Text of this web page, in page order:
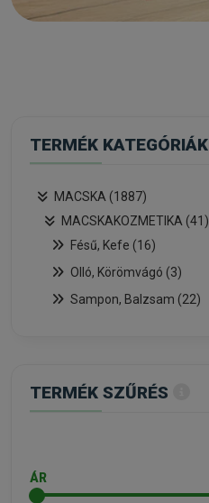
TERMÉK KATEGÓRIÁK
MACSKA (1887)
MACSKAKOZMETIKA (41)
Fésű, Kefe (16)
Olló, Körömvágó (3)
Sampon, Balzsam (22)
TERMÉK SZŰRÉS
ÁR